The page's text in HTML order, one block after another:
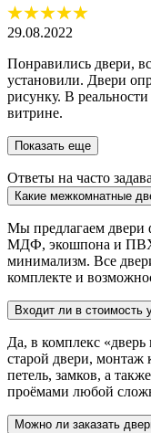
29.08.2022
Понравились двери,
установили. Двери
рисунку. В
витрине.
Показать еще
Ответы на часто
Какие межкомнатные
Мы предлагаем двери
МДФ, экошпона и ПВХ.
минимализм. Все
комплекте и
Входит ли в стоимость
Да, в комплекс
старой двери, монтаж
петель, замков, а
проёмами любой
Можно ли заказать